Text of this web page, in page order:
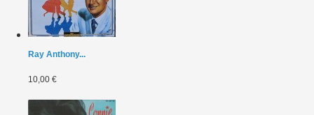
Ray Anthony...
10,00 €